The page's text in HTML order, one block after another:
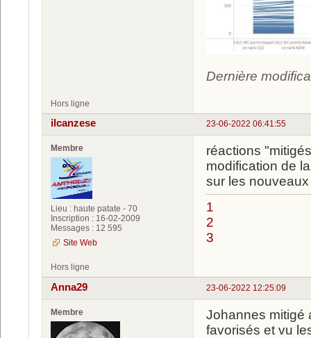
Dernière
Hors ligne
23-06-2022 06:41:55
ilcanzese
Membre
Lieu : haute patate - 70
Inscription : 16-02-2009
Messages : 12 595
Site Web
réactions
modification de
sur les
1
2
3
Hors ligne
23-06-2022 12:25:09
Anna29
Membre
Johannes mitigé
favorisés et vu